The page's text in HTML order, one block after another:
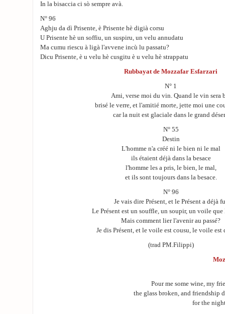
In la bisaccia ci sò sempre avà.
N° 96
Aghju da dì Prisente, è Prisente hè digià corsu
U Prisente hè un soffiu, un suspiru, un velu annudatu
Ma cumu riescu à ligà l'avvene incù lu passatu?
Dicu Prisente, è u velu hè cusgitu è u velu hè strappatu
Rubbayat de Mozzafar Esfarzari
N° 1
Ami, verse moi du vin. Quand le vin sera
brisé le verre, et l'amitié morte, jette moi une
car la nuit est glaciale dans le grand
N° 55
Destin
L'homme n'a créé ni le bien ni le mal
ils étaient déjà dans la besace
l'homme les a pris, le bien, le mal,
et ils sont toujours dans la besace.
N° 96
Je vais dire Présent, et le Présent a déjà
Le Présent est un souffle, un soupir, un voile
Mais comment lier l'avenir au passé?
Je dis Présent, et le voile est cousu, le voile est
(trad PM.Filippi)
Pour me some wine, my
the glass broken, and friendship
for the